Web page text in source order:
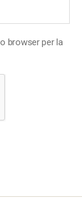
browser per la